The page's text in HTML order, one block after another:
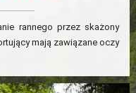
rannego przez skażony
mają zawiązane oczy